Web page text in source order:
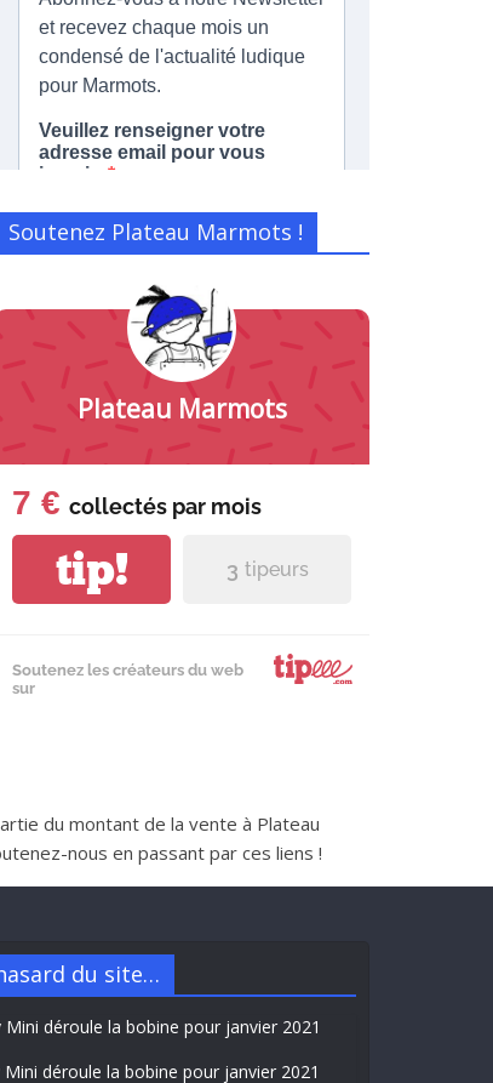
Soutenez Plateau Marmots !
Plateau Marmots
7 € collectés par mois
tip! 3 tipeurs
Soutenez les créateurs du web
sur
du montant de la vente à Plateau
nous en passant par ces liens !
du site…
Mini déroule la bobine pour janvier 2021